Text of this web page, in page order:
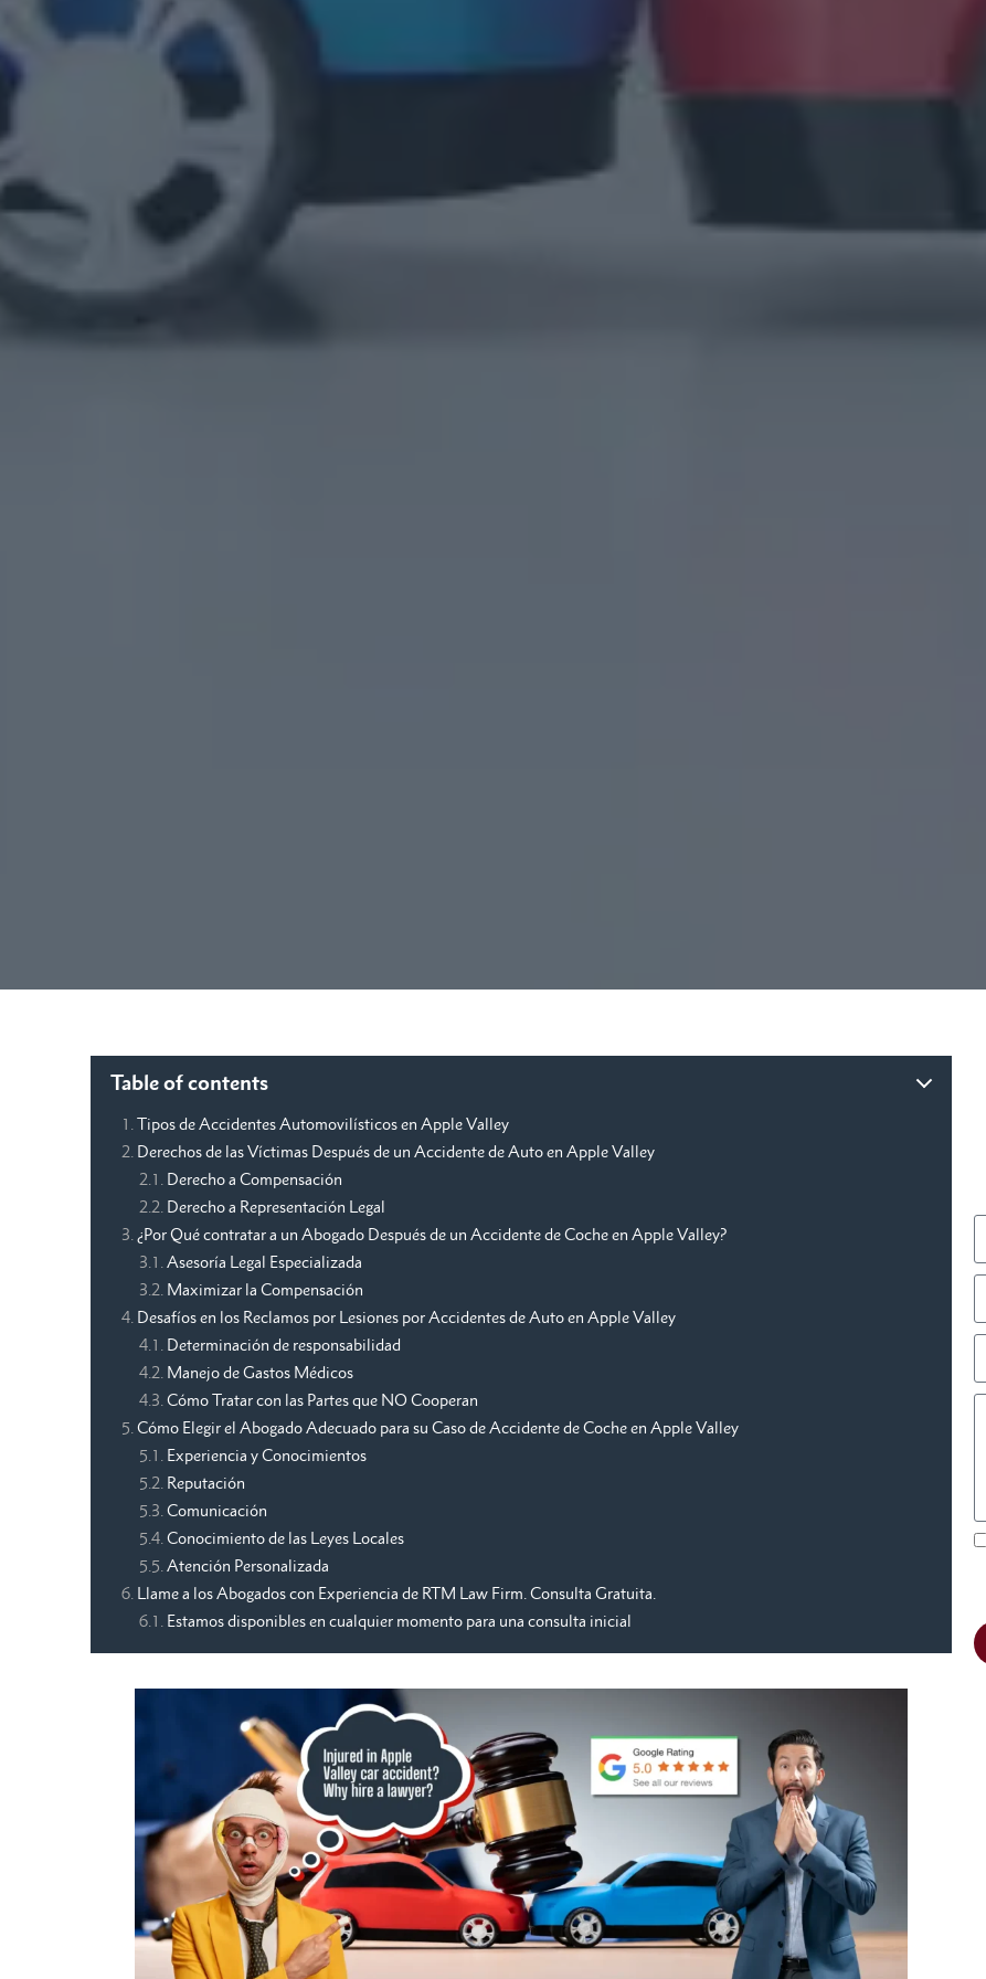
Table of contents
Tipos de Accidentes Automovilísticos en Apple Valley
Derechos de las Víctimas Después de un Accidente de Auto en Apple Valley
Derecho a Compensación
Derecho a Representación Legal
¿Por Qué contratar a un Abogado Después de un Accidente de Coche en Apple Valley?
Asesoría Legal Especializada
Maximizar la Compensación
Desafíos en los Reclamos por Lesiones por Accidentes de Auto en Apple Valley
Determinación de responsabilidad
Manejo de Gastos Médicos
Cómo Tratar con las Partes que NO Cooperan
Cómo Elegir el Abogado Adecuado para su Caso de Accidente de Coche en Apple Valley
Experiencia y Conocimientos
Reputación
Comunicación
Conocimiento de las Leyes Locales
Atención Personalizada
Llame a los Abogados con Experiencia de RTM Law Firm. Consulta Gratuita.
Estamos disponibles en cualquier momento para una consulta inicial